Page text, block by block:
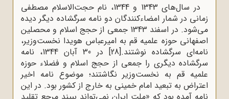
در سال‌های 1343 و 1344، نام حجت‌الاسلام مصطفی
زمانی در شمار امضاءکنندگان دو نامه سرگشاده دیگر دیده
می‌شود. در اسفند 1343 جمعی از حجج اسلام و محصلین
اصفهانی حوزه علمیه قم به امیرعباس هویدا نخست‌وزیر،
نامه‌ای سرگشاده نوشتند.[28]
در 30 آبان 1344، نامه
سرگشاده دیگری را جمعی از حجج اسلام و فضلاء حوزه
علمیه قم به نخست‌وزیر نگاشتند؛ موضوع نامه اخیر
اعتراض به تبعید امام خمینی به خارج از کشور بود. در این